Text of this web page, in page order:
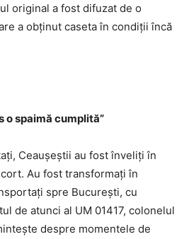
original a fost difuzat de o
a obţinut caseta în condiţii încă
o spaimă cumplită”
Ceauşeştii au fost înveliţi în
Au fost transformaţi în
spre Bucureşti, cu
de atunci al UM 01417, colonelul
despre momentele de